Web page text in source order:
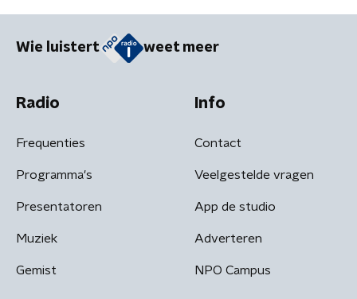
Wie luistert weet meer
Radio
Frequenties
Programma's
Presentatoren
Muziek
Gemist
Info
Contact
Veelgestelde vragen
App de studio
Adverteren
NPO Campus